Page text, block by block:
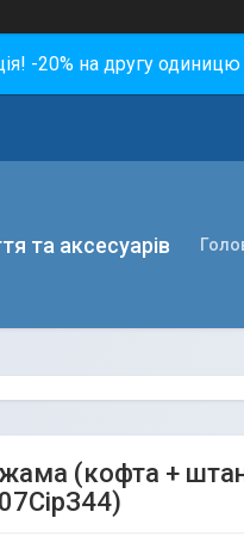
-20% на другу
та аксесуарів
(кофта +